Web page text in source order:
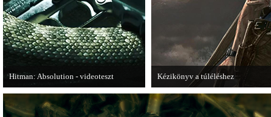
Hitman: Absolution - videoteszt
A PC Gurutól Bate és Chris mutatják be
a legújabb Hitmant.
Kézikönyv a túléléshez
A Tomb Raider sem ússza meg a